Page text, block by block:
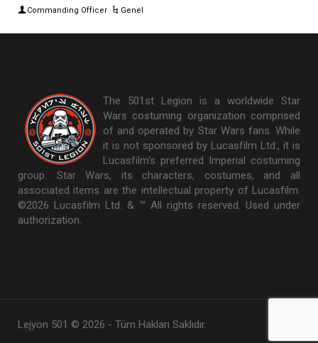
Commanding Officer Genel
The 501st Legion is a worldwide Star
Wars costuming organization comprised
of and operated by Star Wars fans. While
it is not sponsored by Lucasfilm Ltd., it is
Lucasfilm's preferred Imperial costuming
group. Star Wars, its characters, costumes, and all
associated items are the intellectual property of Lucasfilm.
©2026 Lucasfilm Ltd. & ™ All rights reserved. Used under
authorization.
Lejyon 501 © 2026 - Tüm Hakları Saklıdır.